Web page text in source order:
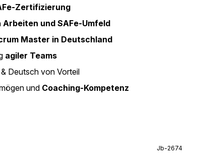
Zertifizierung
Arbeiten und SAFe-Umfeld
Master in Deutschland
agiler Teams
Deutsch von Vorteil
und Coaching-Kompetenz
Jb-2674